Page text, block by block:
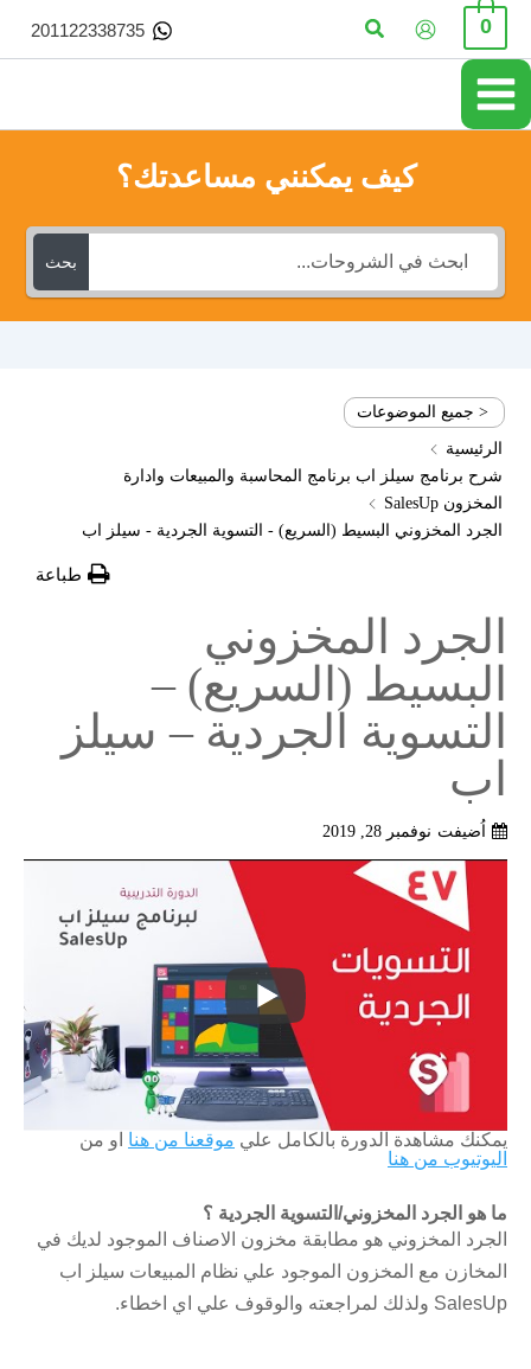
0 البحث 201122338735
كيف يمكنني مساعدتك؟
بحث
< جميع الموضوعات
الرئيسية
شرح برنامج سيلز اب برنامج المحاسبة والمبيعات وادارة
المخزون SalesUp
الجرد المخزوني البسيط (السريع) - التسوية الجردية - سيلز اب
طباعة
الجرد المخزوني
البسيط (السريع) –
التسوية الجردية – سيلز
اب
اُضيفت نوفمبر 28, 2019
يمكنك مشاهدة الدورة بالكامل علي موقعنا من هنا او من
اليوتيوب من هنا
ما هو الجرد المخزوني/التسوية الجردية ؟
الجرد المخزوني هو مطابقة مخزون الاصناف الموجود لديك في
المخازن مع المخزون الموجود علي نظام المبيعات سيلز اب
SalesUp ولذلك لمراجعته والوقوف علي اي اخطاء.